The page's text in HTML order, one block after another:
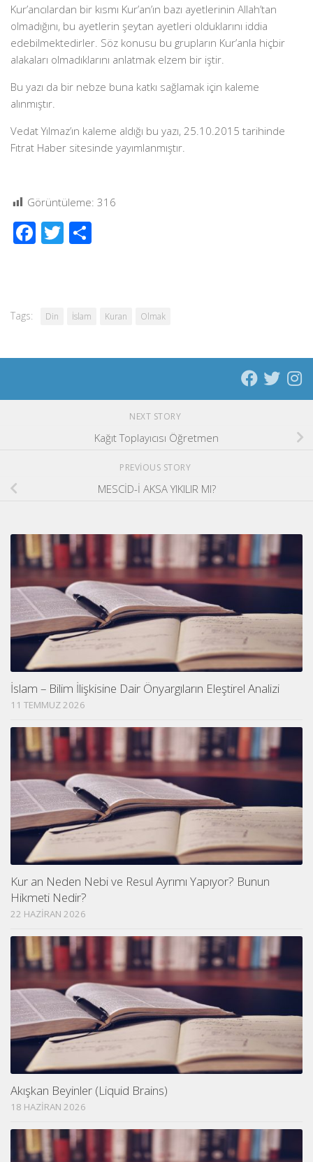
Kur’ancılardan bir kısmı Kur’an’ın bazı ayetlerinin Allah’tan
olmadığını, bu ayetlerin şeytan ayetleri olduklarını iddia
edebilmektedirler. Söz konusu bu grupların Kur’anla hiçbir
alakaları olmadıklarını anlatmak elzem bir iştir.
Bu yazı da bir nebze buna katkı sağlamak için kaleme
alınmıştır.
Vedat Yılmaz’ın kaleme aldığı bu yazı, 25.10.2015 tarihinde
Fıtrat Haber sitesinde yayımlanmıştır.
Görüntüleme: 316
Facebook
Twitter
Tags: Din İslam Kuran Olmak
NEXT STORY
Kağıt Toplayıcısı Öğretmen
PREVIOUS STORY
MESCİD-İ AKSA YIKILIR MI?
İslam – Bilim İlişkisine Dair Önyargıların Eleştirel Analizi
11 TEMMUZ 2026
Kur an Neden Nebi ve Resul Ayrımı Yapıyor? Bunun
Hikmeti Nedir?
22 HAZIRAN 2026
Akışkan Beyinler (Liquid Brains)
18 HAZIRAN 2026